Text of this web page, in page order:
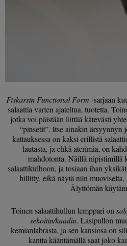
Fiskarsin Functional Form -sarjaan
salaattia varten ajateltua, tuotetta.
jotka voi päistään liittää kätevästi
“pinsetit”. Itse ainakin ärsyynnyn
kattauksessa on kaksi erillistä
lautasta, ja ehkä aterimia, on
mahdotonta. Näillä nipistimillä
salaattikulhoon, ja tosiaan ihan
hillitty, eikä näytä niin
Älyttömän
Toinen salaattihullun lemppari on
sekoitin/kaadin. Lasipullon
kemianlabrasta, ja sen kansiosa on
kantta kääntämällä saat joko